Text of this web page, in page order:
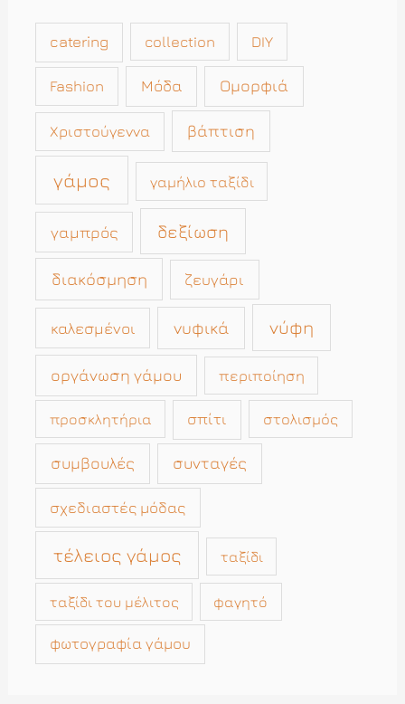
catering collection DIY
Fashion Μόδα Ομορφιά
Χριστούγεννα βάπτιση
γάμος γαμήλιο ταξίδι
γαμπρός δεξίωση
διακόσμηση ζευγάρι
καλεσμένοι νυφικά νύφη
οργάνωση γάμου περιποίηση
προσκλητήρια σπίτι στολισμός
συμβουλές συνταγές
σχεδιαστές μόδας
τέλειος γάμος ταξίδι
ταξίδι του μέλιτος φαγητό
φωτογραφία γάμου